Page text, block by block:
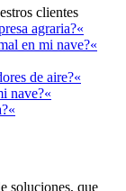
clientes
agraria?«
en mi nave?«
de aire?«
nave?«
soluciones, que